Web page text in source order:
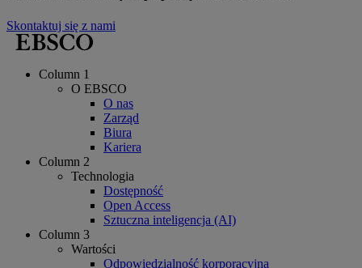
Skontaktuj się z nami
Column 1
O EBSCO
O nas
Zarząd
Biura
Kariera
Column 2
Technologia
Dostępność
Open Access
Sztuczna inteligencja (AI)
Column 3
Wartości
Odpowiedzialność korporacyjna